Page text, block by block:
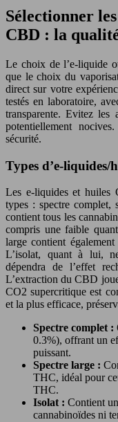
Sélectionner
CBD : la
Le choix de l’e-liquide
que le choix du
direct sur votre
testés en laboratoire,
transparente. Evitez
potentiellement
sécurité.
Types d’e-
Les e-liquides et huiles
types : spectre complet,
contient tous les
compris une faible
large contient
L’isolat, quant à lui,
dépendra de l’effet
L’extraction du CBD
CO2 supercritique est
et la plus efficace,
Spectre complet :
0.3%), offrant un
puissant.
Spectre large :
THC, idéal pour
THC.
Isolat : Contient
cannabinoïdes ni